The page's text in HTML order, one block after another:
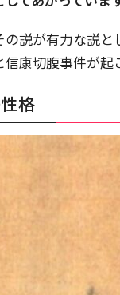
の説が有力な説
信康切腹事件が起
格